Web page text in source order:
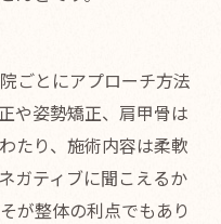
ごとにアプローチ方法
や姿勢矯正、肩甲骨は
たり、施術内容は柔軟
ガティブに聞こえるか
が整体の利点でもあり